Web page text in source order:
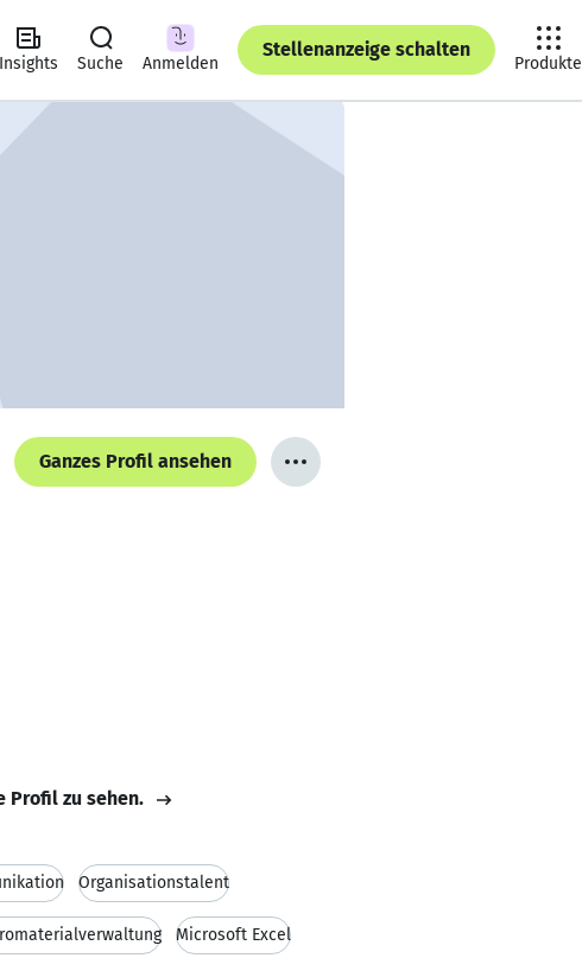
Insights Suche Anmelden
Stellenanzeige schalten
Produkte
Ganzes Profil ansehen
Profil zu sehen.
Organisationstalent
Microsoft Excel